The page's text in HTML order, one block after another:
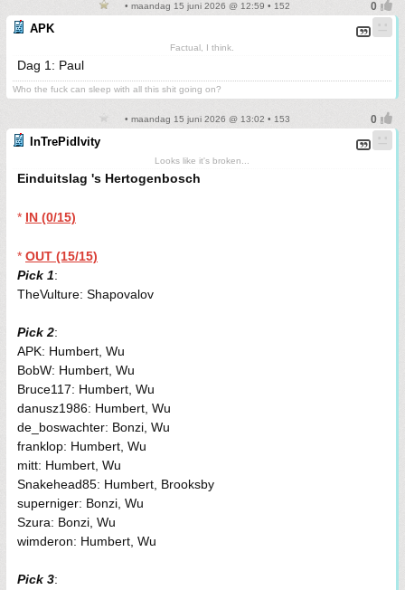
• maandag 15 juni 2026 @ 12:59 • 152
APK
Factual, I think.
Dag 1: Paul
Who the fuck can sleep with all this shit going on?
• maandag 15 juni 2026 @ 13:02 • 153
InTrePidIvity
Looks like it's broken...
Einduitslag 's Hertogenbosch
* IN (0/15)
* OUT (15/15)
Pick 1:
TheVulture: Shapovalov
Pick 2:
APK: Humbert, Wu
BobW: Humbert, Wu
Bruce117: Humbert, Wu
danusz1986: Humbert, Wu
de_boswachter: Bonzi, Wu
franklop: Humbert, Wu
mitt: Humbert, Wu
Snakehead85: Humbert, Brooksby
superniger: Bonzi, Wu
Szura: Bonzi, Wu
wimderon: Humbert, Wu
Pick 3: